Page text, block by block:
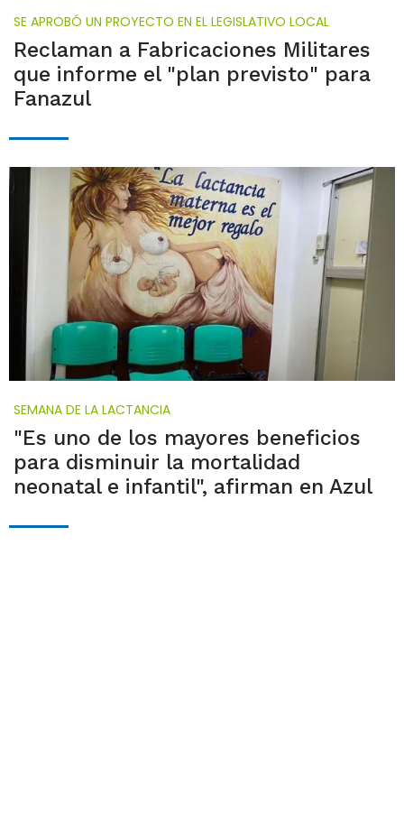
SE APROBÓ UN PROYECTO EN EL LEGISLATIVO LOCAL
Reclaman a Fabricaciones Militares
que informe el "plan previsto" para
Fanazul
SEMANA DE LA LACTANCIA
"Es uno de los mayores beneficios
para disminuir la mortalidad
neonatal e infantil", afirman en Azul